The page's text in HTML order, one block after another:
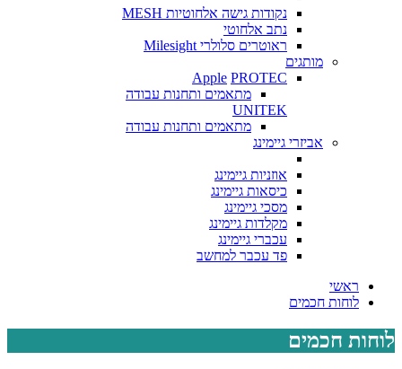
נקודות גישה אלחוטיות MESH
נתב אלחוטי
ראוטרים סלולרי Milesight
מותגים
Apple PROTEC
מתאמים ותחנות עבודה
UNITEK
מתאמים ותחנות עבודה
אביזרי גיימינג
אוזניות גיימינג
כיסאות גיימינג
מסכי גיימינג
מקלדות גיימינג
עכברי גיימינג
פד עכבר למחשב
ראשי
לוחות חכמים
לוחות חכמים